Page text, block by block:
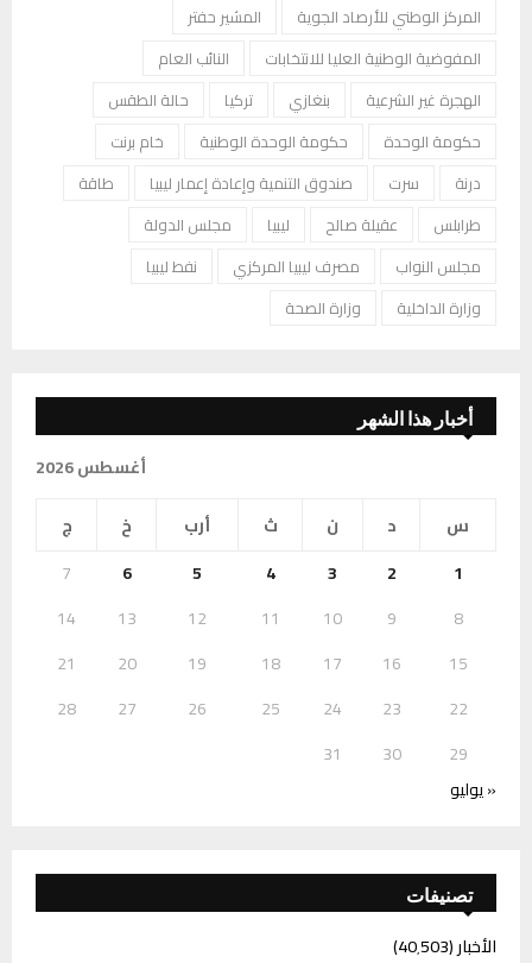
المركز الوطني للأرصاد الجوية
المشير حفتر
المفوضية الوطنية العليا للانتخابات
النائب العام
الهجرة غير الشرعية
بنغازي تركيا
حالة الطقس
حكومة الوحدة
حكومة الوحدة الوطنية
خام برنت
درنة
سرت صندوق التنمية وإعادة إعمار ليبيا
طاقة
طرابلس
عقيلة صالح ليبيا
مجلس الدولة
مجلس النواب
مصرف ليبيا المركزي
نفط ليبيا
وزارة الداخلية
وزارة الصحة
أخبار هذا الشهر
أغسطس 2026
س
د ن ث أرب خ
ج
1
2
3
4
5
6
7
8
9
10
11
12
13
14
15
16
17
18
19
20
21
22
23
24
25
26
27
28
29
30
31
« يوليو
تصنيفات
الأخبار(40٬503)